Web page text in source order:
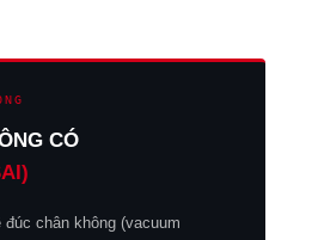
CÓ
chân không (vacuum